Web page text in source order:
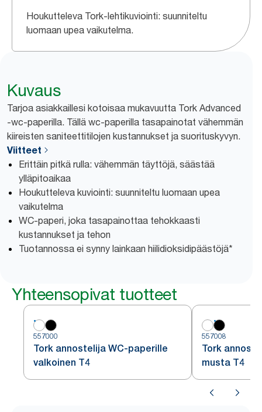
Houkutteleva Tork-lehtikuviointi: suunniteltu
luomaan upea vaikutelma.
Kuvaus
Tarjoa asiakkaillesi kotoisaa mukavuutta Tork Advanced
-wc-paperilla. Tällä wc-paperilla tasapainotat vähemmän
kiireisten saniteettitilojen kustannukset ja suorituskyvyn.
Viitteet
Erittäin pitkä rulla: vähemmän täyttöjä, säästää
ylläpitoaikaa
Houkutteleva kuviointi: suunniteltu luomaan upea
vaikutelma
WC-paperi, joka tasapainottaa tehokkaasti
kustannukset ja tehon
Tuotannossa ei synny lainkaan hiilidioksidipäästöjä*
Yhteensopivat tuotteet
557000
Tork annostelija WC-paperille
valkoinen T4
557008
Tork
musta T4